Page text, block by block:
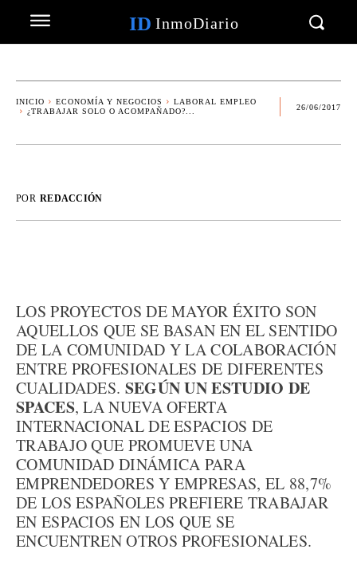
ID InmoDiario
INICIO ECONOMÍA Y NEGOCIOS
LABORAL EMPLEO
¿TRABAJAR SOLO O ACOMPAÑADO?...
26/06/2017
POR REDACCIÓN
LOS PROYECTOS DE MAYOR ÉXITO SON
AQUELLOS QUE SE BASAN EN EL SENTIDO
DE LA COMUNIDAD Y LA COLABORACIÓN
ENTRE PROFESIONALES DE DIFERENTES
CUALIDADES. SEGÚN UN ESTUDIO DE
SPACES, LA NUEVA OFERTA
INTERNACIONAL DE ESPACIOS DE
TRABAJO QUE PROMUEVE UNA
COMUNIDAD DINÁMICA PARA
EMPRENDEDORES Y EMPRESAS, EL 88,7%
DE LOS ESPAÑOLES PREFIERE TRABAJAR
EN ESPACIOS EN LOS QUE SE
ENCUENTREN OTROS PROFESIONALES.